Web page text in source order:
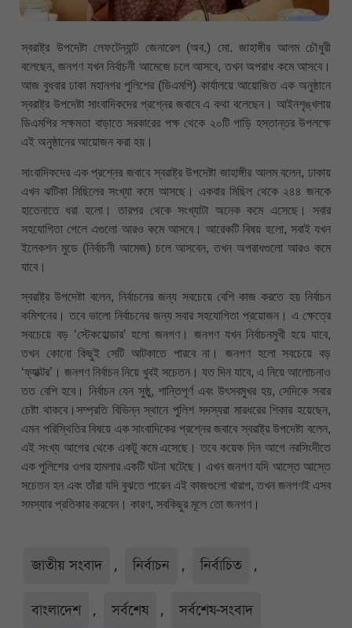
স্বরাষ্ট্র উপদেষ্টা লেফটেন্যান্ট জেনারেল (অব.) মো. জাহাঙ্গীর আলম চৌধুরী
বলেছেন, জনগণ যখন নির্বাচনী আমেজে চলে আসবে, তখন অপরাধ কমে আসবে।
আজ বুধবার ঢাকা মহানগর পুলিশের (ডিএমপি) কার্যালয়ে আয়োজিত এক অনুষ্ঠানে
স্বরাষ্ট্র উপদেষ্টা সাংবাদিকদের প্রশ্নের জবাবে এ কথা বলেছেন। আইনশৃঙ্খলায়
ডিএমপির সক্ষমতা বাড়াতে সরকারের পক্ষ থেকে ২০টি গাড়ি হস্তান্তর উপলক্ষে
এই অনুষ্ঠানের আয়োজন করা হয়।
সাংবাদিকদের এক প্রশ্নের জবাবে স্বরাষ্ট্র উপদেষ্টা জাহাঙ্গীর আলম বলেন, ঢাকায়
এখন ঝটিকা মিছিলের সংখ্যা কমে আসছে। একবার মিছিল থেকে ২৪৪ জনকে
হাতেনাতে ধরা হলো। তারপর থেকে সংখ্যাটা অনেক কমে এসেছে। সবার
সহযোগিতা পেলে এগুলো আরও কমে আসবে। আরেকটি বিষয় হলো, সবাই যখন
ইলেকশন মুডে (নির্বাচনী আমেজ) চলে আসবেন, তখন অপরাধগুলো আরও কমে
যাবে।
স্বরাষ্ট্র উপদেষ্টা বলেন, নির্বাচনের জন্য সবচেয়ে বেশি কাজ করতে হয় নির্বাচন
কমিশনের। তবে ভালো নির্বাচনের জন্য সবার সহযোগিতা প্রয়োজন। এ ক্ষেত্রে
সবচেয়ে বড় ‘স্টেকহোল্ডার’ হলো জনগণ। জনগণ যখন নির্বাচনমুখী হয়ে যাবে,
তখন কোনো কিছুই সেটি আটকাতে পারবে না। জনগণ হলো সবচেয়ে বড়
‘ফ্যাক্টর’। জনগণ নির্বাচন নিয়ে খুবই সচেতন। যত দিন যাবে, এ নিয়ে আলোচনাও
তত বেশি হবে। নির্বাচন যেন সুষ্ঠু, শান্তিপূর্ণ এবং উৎসবমুখর হয়, সেদিকে সবার
চেষ্টা থাকবে।সম্প্রতি বিভিন্ন স্থানে পুলিশ সদস্যরা মারধরের শিকার হয়েছেন,
এমন পরিস্থিতির বিষয়ে এক সাংবাদিকের প্রশ্নের জবাবে স্বরাষ্ট্র উপদেষ্টা বলেন,
এই সংখ্য আগের থেকে একটু কমে এসেছে। তবে কয়েক দিন আগে নরসিংদীতে
এক পুলিশের ওপর হামলার একটি ঘটনা ঘটেছে। এখন জনগণ যদি আস্তে আস্তে
সচেতন হন এবং তাঁরা যদি বুঝতে পারেন এই কাজগুলো খারাপ, তখন জনগণই এসব
সমস্যার প্রতিকার করবেন। কারণ, সবকিছুর মূলে তো জনগণ।
জাতীয় সংবাদ , নির্বাচন , নির্বাচিত ,
বাংলাদেশ , সর্বশেষ , সর্বশেষ-সংবাদ